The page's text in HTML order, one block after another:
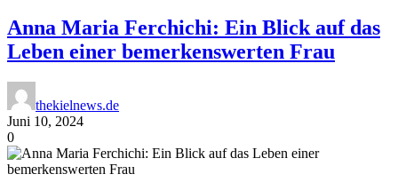
Anna Maria Ferchichi: Ein Blick auf das
Leben einer bemerkenswerten Frau
thekielnews.de
Juni 10, 2024
0